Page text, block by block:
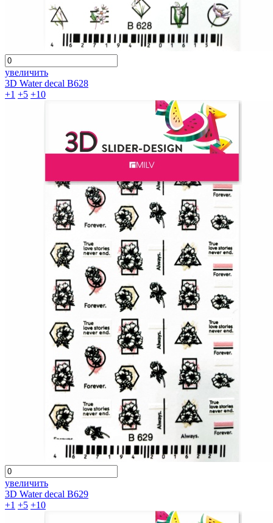
увеличить
3D Water decal B628
+1 +5 +10
увеличить
3D Water decal B629
+1 +5 +10